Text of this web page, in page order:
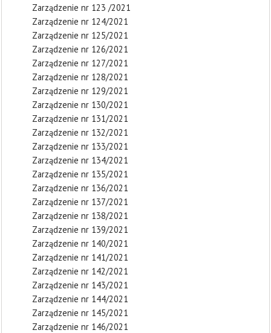
Zarządzenie nr 123 /2021
Zarządzenie nr 124/2021
Zarządzenie nr 125/2021
Zarządzenie nr 126/2021
Zarządzenie nr 127/2021
Zarządzenie nr 128/2021
Zarządzenie nr 129/2021
Zarządzenie nr 130/2021
Zarządzenie nr 131/2021
Zarządzenie nr 132/2021
Zarządzenie nr 133/2021
Zarządzenie nr 134/2021
Zarządzenie nr 135/2021
Zarządzenie nr 136/2021
Zarządzenie nr 137/2021
Zarządzenie nr 138/2021
Zarządzenie nr 139/2021
Zarządzenie nr 140/2021
Zarządzenie nr 141/2021
Zarządzenie nr 142/2021
Zarządzenie nr 143/2021
Zarządzenie nr 144/2021
Zarządzenie nr 145/2021
Zarządzenie nr 146/2021